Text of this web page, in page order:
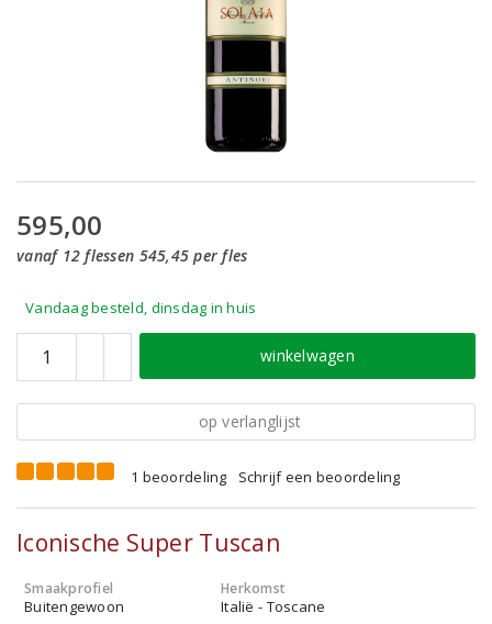
595,00
vanaf 12 flessen 545,45 per fles
Vandaag besteld, dinsdag in huis
winkelwagen
op verlanglijst
1 beoordeling Schrijf een beoordeling
Iconische Super Tuscan
Smaakprofiel
Buitengewoon
Herkomst
Italië - Toscane